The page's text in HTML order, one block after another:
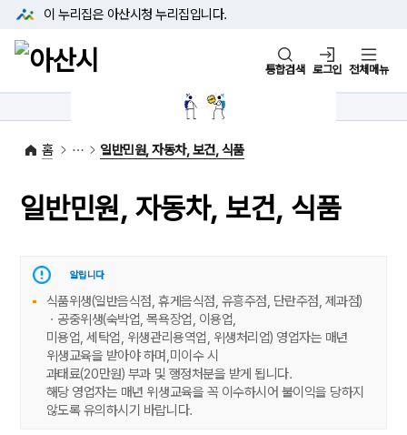
본문 바로가기
메뉴 바로가기
이 누리집은 아산시청 누리집입니다.
통합검색 로그인 전체메뉴
(아산시 콜센터)1422-42
홈 일반민원, 자동차, 보건, 식품
일반민원, 자동차, 보건, 식품
알립니다
식품위생(일반음식점, 휴게음식점, 유흥주점, 단란주점, 제과점)
ㆍ공중위생(숙박업, 목욕장업, 이용업,
미용업, 세탁업, 위생관리용역업, 위생처리업) 영업자는 매년
위생교육을 받아야 하며,미이수 시
과태료(20만원) 부과 및 행정처분을 받게 됩니다.
해당 영업자는 매년 위생교육을 꼭 이수하시어 불이익을 당하지
않도록 유의하시기 바랍니다.